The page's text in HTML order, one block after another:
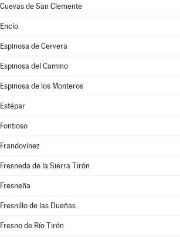
Cuevas de San Clemente
Encío
Espinosa de Cervera
Espinosa del Camino
Espinosa de los Monteros
Estépar
Fontioso
Frandovínez
Fresneda de la Sierra Tirón
Fresneña
Fresnillo de las Dueñas
Fresno de Río Tirón